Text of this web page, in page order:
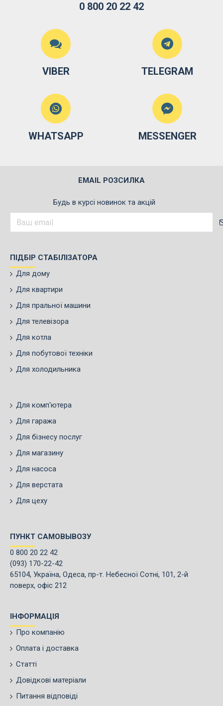
0 800 20 22 42
VIBER TELEGRAM
WHATSAPP MESSENGER
EMAIL РОЗСИЛКА
Будь в курсі новинок та акцій
ПІДБІР СТАБІЛІЗАТОРА
Для дому
Для квартири
Для пральної машини
Для телевізора
Для котла
Для побутової техніки
Для холодильника
Для комп'ютера
Для гаража
Для бізнесу послуг
Для магазину
Для насоса
Для верстата
Для цеху
ПУНКТ САМОВЫВОЗУ
0 800 20 22 42
(093) 170-22-42
65104, Україна, Одеса, пр-т. Небесної Сотні, 101, 2-й
поверх, офіс 212
ІНФОРМАЦІЯ
Про компанію
Оплата і доставка
Статті
Довідкові матеріали
Питання відповіді